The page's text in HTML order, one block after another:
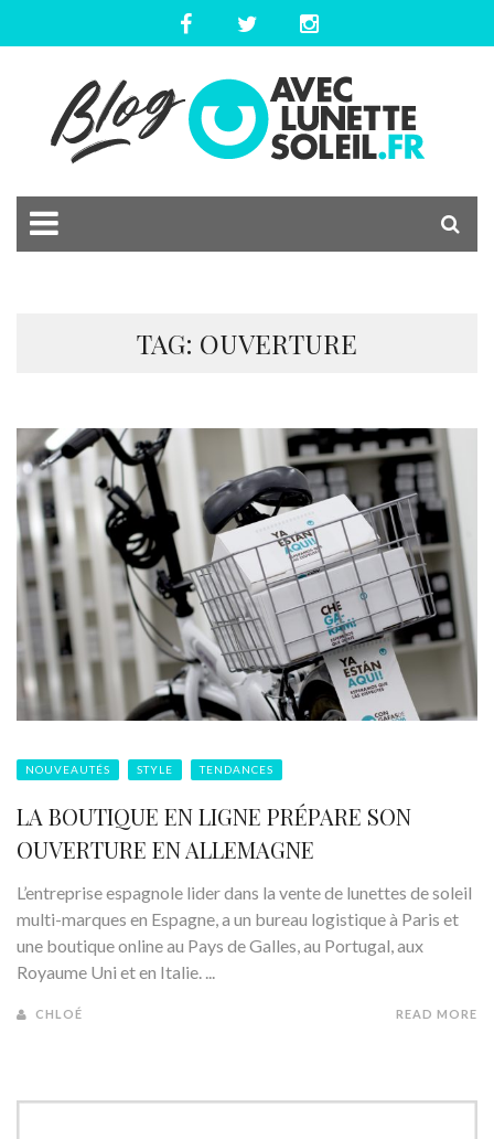
TAG: OUVERTURE
NOUVEAUTÉS STYLE TENDANCES
LA BOUTIQUE EN LIGNE PRÉPARE SON
OUVERTURE EN ALLEMAGNE
L’entreprise espagnole lider dans la vente de lunettes de soleil
multi-marques en Espagne, a un bureau logistique à Paris et
une boutique online au Pays de Galles, au Portugal, aux
Royaume Uni et en Italie. ...
CHLOÉ READ MORE